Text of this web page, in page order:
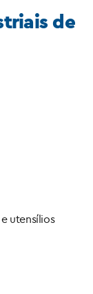
de
utensílios